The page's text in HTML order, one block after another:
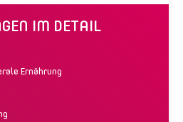
IM DETAIL
Ernährung